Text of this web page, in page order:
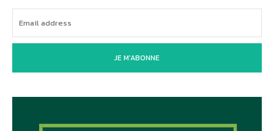
JE M'ABONNE